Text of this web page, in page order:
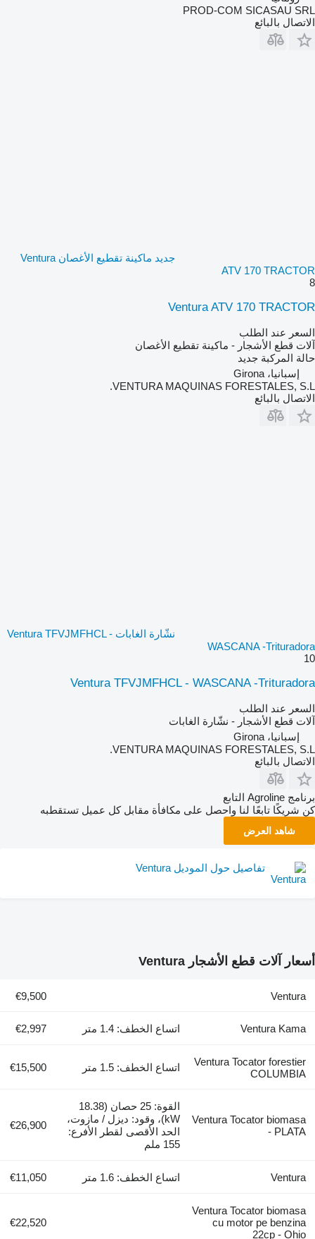
PROD-COM SICASAU SRL
الاتصال بالبائع
جديد ماكينة تقطيع الأغصان Ventura
ATV 170 TRACTOR
8
Ventura ATV 170 TRACTOR
السعر عند الطلب
آلات قطع الأشجار - ماكينة تقطيع الأغصان
حالة المركبة جديد
إسبانيا، Girona
VENTURA MAQUINAS FORESTALES, S.L.
الاتصال بالبائع
نشّارة الغابات Ventura TFVJMFHCL -
WASCANA -Trituradora
10
Ventura TFVJMFHCL - WASCANA -Trituradora
السعر عند الطلب
آلات قطع الأشجار - نشّارة الغابات
إسبانيا، Girona
VENTURA MAQUINAS FORESTALES, S.L.
الاتصال بالبائع
برنامج Agroline التابع
كن شريكًا تابعًا لنا واحصل على مكافأة مقابل كل عميل تستقطبه
شاهد العرض
تفاصيل حول الموديل Ventura
أسعار آلات قطع الأشجار Ventura
Ventura
€9,500
Ventura Kama اتساع الخطف: 1.4 متر €2,997
Ventura Tocator forestier
COLUMBIA
اتساع الخطف: 1.5 متر €15,500
Ventura Tocator biomasa
- PLATA
القوة: 25 حصان (18.38
kW)، وقود: ديزل / مازوت،
الحد الأقصى لقطر الأفرع:
155 ملم
€26,900
Ventura اتساع الخطف: 1.6 متر €11,050
Ventura Tocator biomasa
cu motor pe benzina
22cp - Ohio
€22,520